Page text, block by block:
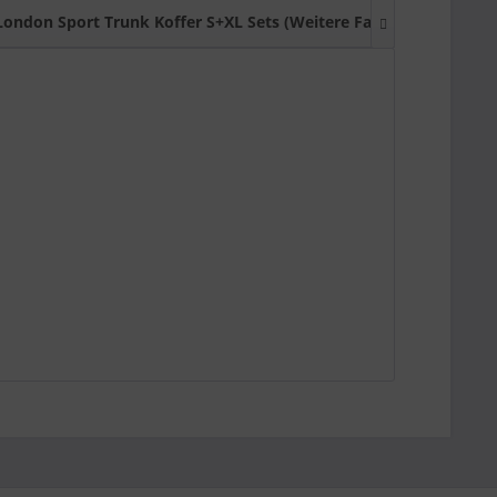
Sport Trunk Koffer S+XL Sets (Weitere Farben)
